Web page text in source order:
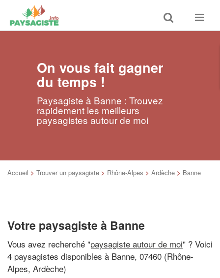
Toggle
search
Toggle
On vous fait gagner
du temps !
Paysagiste à Banne : Trouvez
rapidement les meilleurs
paysagistes autour de moi
Accueil > Trouver un paysagiste > Rhône-Alpes > Ardèche > Banne
Votre paysagiste à Banne
Vous avez recherché "paysagiste autour de moi" ? Voici
4 paysagistes disponibles à Banne, 07460 (Rhône-
Alpes, Ardèche)